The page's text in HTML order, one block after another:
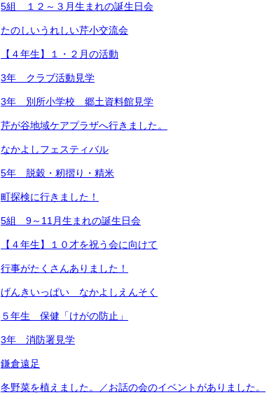
5組 １２～３月生まれの誕生日会
たのしいうれしい芹小交流会
【４年生】１・２月の活動
3年 クラブ活動見学
3年 別所小学校 郷土資料館見学
芹が谷地域ケアプラザへ行きました。
なかよしフェスティバル
5年 脱穀・籾摺り・精米
町探検に行きました！
5組 9～11月生まれの誕生日会
【４年生】１０才を祝う会に向けて
行事がたくさんありました！
げんきいっぱい なかよしえんそく
５年生 保健「けがの防止」
3年 消防署見学
鎌倉遠足
冬野菜を植えました。／お話の会のイベントがありました。